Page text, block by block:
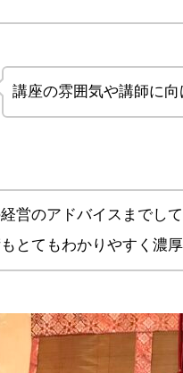
講座の雰囲気や講師に
営のアドバイスまでし
とてもわかりやすく濃厚